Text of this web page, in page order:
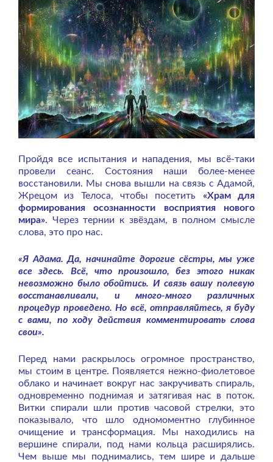
Пройдя все испытания и нападения, мы всё-таки
провели сеанс. Состояния наши более-менее
восстановили. Мы снова вышли на связь с Адамой,
Жрецом из Телоса, чтобы посетить «Храм для
формирования осознанности восприятия нового
мира». Через тернии к звёздам, в полном смысле
слова, это про нас.
«Я Адама. Да, начинайте дорогие сёстры, мы уже
все здесь. Всё, что произошло, без этого никак
невозможно было обойтись. И связь вашу полевую
восстанавливали, и много-много различных
процедур проведено. Но всё, отправляйтесь, я буду
с вами, по ходу действия комментировать слова
свои».
Перед нами раскрылось огромное пространство,
мы стоим в центре. Появляется нежно-фиолетовое
облако и начинает вокруг нас закручивать спираль,
одновременно поднимая и затягивая нас в поток.
Витки спирали шли против часовой стрелки, это
показывало, что шло одномоментно глубинное
очищение и трансформация. Мы находились на
вершине спирали, под нами кольца расширялись.
Чем выше мы поднимались, тем шире и дальше